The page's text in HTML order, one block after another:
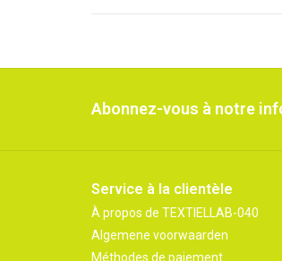
Abonnez-vous à notre
Service à la clientèle
À propos de TEXTIELLAB-040
Algemene voorwaarden
Méthodes de paiement